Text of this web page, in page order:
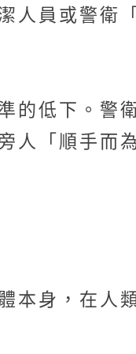
人員或警衛
的低下。警
人「順手而
本身，在人